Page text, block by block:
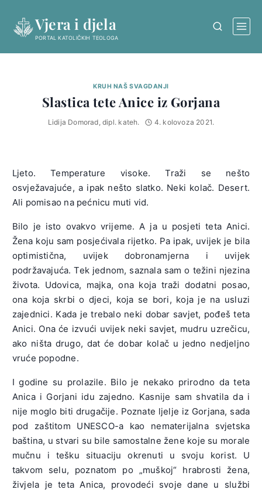
content
Vjera i djela
PORTAL KATOLIČKIH TEOLOGA
KRUH NAŠ SVAGDANJI
Slastica tete Anice iz Gorjana
Lidija Domorad, dipl. kateh. 4. kolovoza 2021.
Ljeto. Temperature visoke. Traži se nešto
osvježavajuće, a ipak nešto slatko. Neki kolač. Desert.
Ali pomisao na pećnicu muti vid.
Bilo je isto ovakvo vrijeme. A ja u posjeti teta Anici.
Žena koju sam posjećivala rijetko. Pa ipak, uvijek je bila
optimistična, uvijek dobronamjerna i uvijek
podržavajuća. Tek jednom, saznala sam o težini njezina
života. Udovica, majka, ona koja traži dodatni posao,
ona koja skrbi o djeci, koja se bori, koja je na usluzi
zajednici. Kada je trebalo neki dobar savjet, pođeš teta
Anici. Ona će izvući uvijek neki savjet, mudru uzrečicu,
ako ništa drugo, dat će dobar kolač u jedno nedjeljno
vruće popodne.
I godine su prolazile. Bilo je nekako prirodno da teta
Anica i Gorjani idu zajedno. Kasnije sam shvatila da i
nije moglo biti drugačije. Poznate ljelje iz Gorjana, sada
pod zaštitom UNESCO-a kao nematerijalna svjetska
baština, u stvari su bile samostalne žene koje su morale
mučnu i tešku situaciju okrenuti u svoju korist. U
takvom selu, poznatom po „muškoj“ hrabrosti žena,
živjela je teta Anica, provodeći svoje dane u službi